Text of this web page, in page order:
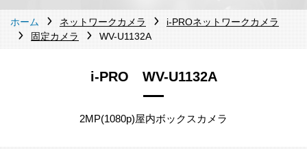
ホーム ネットワークカメラ
i-PROネットワークカメラ
固定カメラ
WV-U1132A
i-PRO WV-U1132A
2MP(1080p)屋内ボックスカメラ